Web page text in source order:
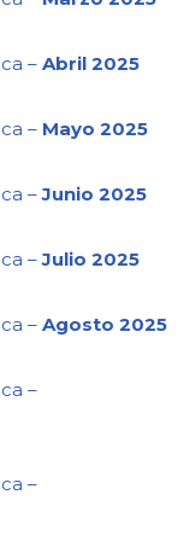
– Abril 2025
– Mayo 2025
–Junio 2025
–Julio 2025
– Agosto 2025
–
–